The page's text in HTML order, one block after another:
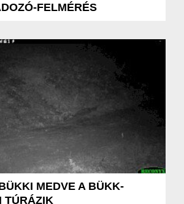
FELMÉRÉS
MEDVE A BÜKK-
TÚRÁZIK